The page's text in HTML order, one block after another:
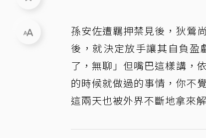
孫安佐遭羈押禁見後，狄鶯
後，就決定放手讓其自負盈
了，無聊」但嘴巴這樣講，
的時候就做過的事情，你不
這兩天也被外界不斷地拿來